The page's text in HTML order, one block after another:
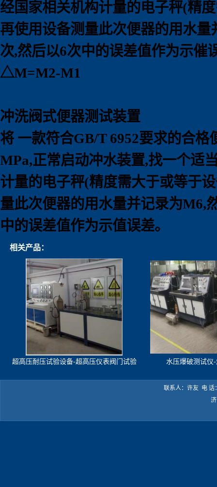
经国家相关机构计量的电子秤(精
再使用设备测量此次便器的用水
次,然后以6次中的误差值作为示催
△M=M2-M1
冲洗阀式便器测试装置
将 一款符合GB/T 6952要求的合
MPa,正常启动冲水装置,找一个适
计量的电子秤(精度需大于或等于
量此次便器的用水量并记录为M6,
中的误差值作为示值误差。
相关产品：
超高压耐压试验设备-超高压仪表阀门试验
水压爆破测试仪
联系人：许友 电 话